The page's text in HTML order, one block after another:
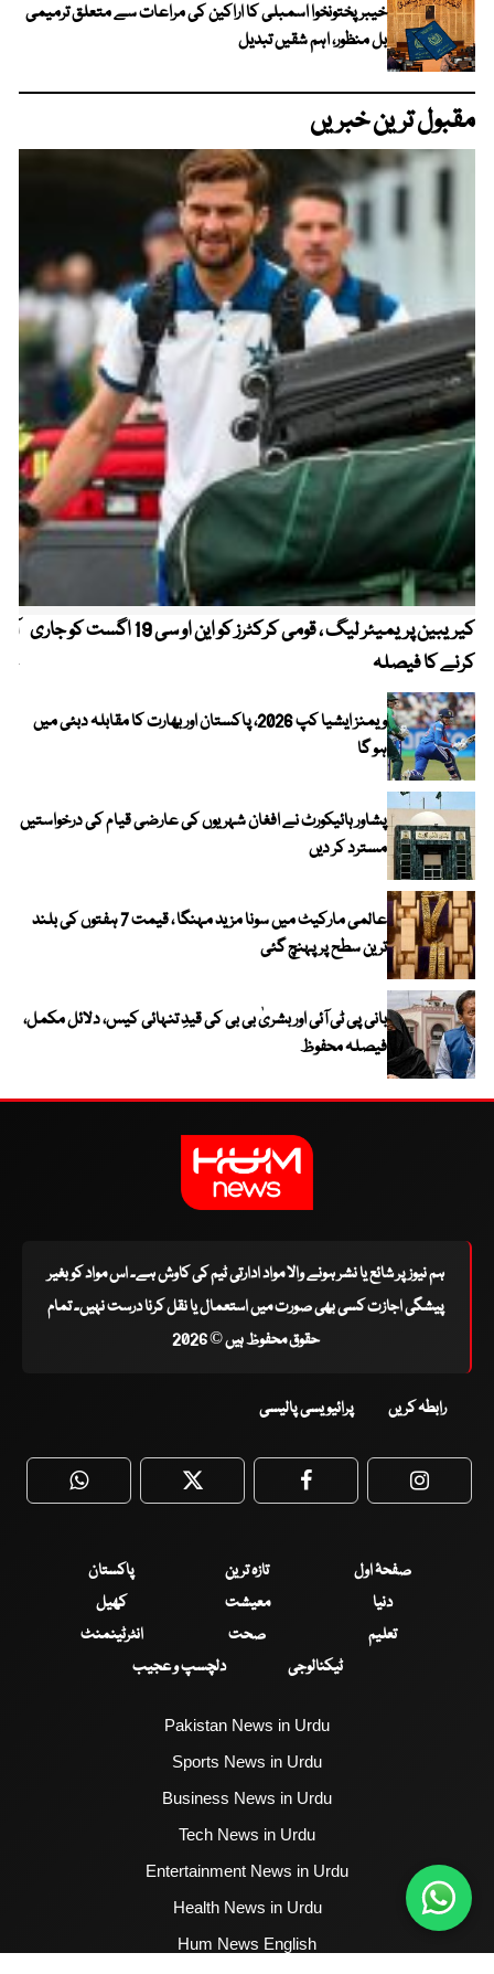
خیبرپختونخوا اسمبلی کا اراکین کی مراعات سے متعلق ترمیمی
بل منظور، اہم شقیں تبدیل
مقبول ترین خبریں
کیریبین پریمیئر لیگ ، قومی کرکٹرز کو این او سی 19 اگست کو جاری
کرنے کا فیصلہ
ویمنز ایشیا کپ 2026، پاکستان اور بھارت کا مقابلہ دبئی میں
ہو گا
پشاور ہائیکورٹ نے افغان شہریوں کی عارضی قیام کی درخواستیں
مسترد کر دیں
عالمی مارکیٹ میں سونا مزید مہنگا ، قیمت 7 ہفتوں کی بلند
ترین سطح پر پہنچ گئی
بانی پی ٹی آئی اور بشریٰ بی بی کی قیدِ تنہائی کیس، دلائل مکمل،
فیصلہ محفوظ
ہم نیوز پر شائع یا نشر ہونے والا مواد ادارتی ٹیم کی کاوش ہے۔ اس مواد کو بغیر
پیشگی اجازت کسی بھی صورت میں استعمال یا نقل کرنا درست نہیں۔ تمام
حقوق محفوظ ہیں © 2026
رابطہ کریں پرائیویسی پالیسی
WhatsApp Twitter Facebook
صفحۂ اول تازہ ترین
پاکستان
دنیا
معیشت
کھیل
تعلیم
صحت
انٹرٹینمنٹ
ٹیکنالوجی
دلچسپ و عجیب
Pakistan News in Urdu
Sports News in Urdu
Business News in Urdu
Tech News in Urdu
Entertainment News in Urdu
Health News in Urdu
Hum News English